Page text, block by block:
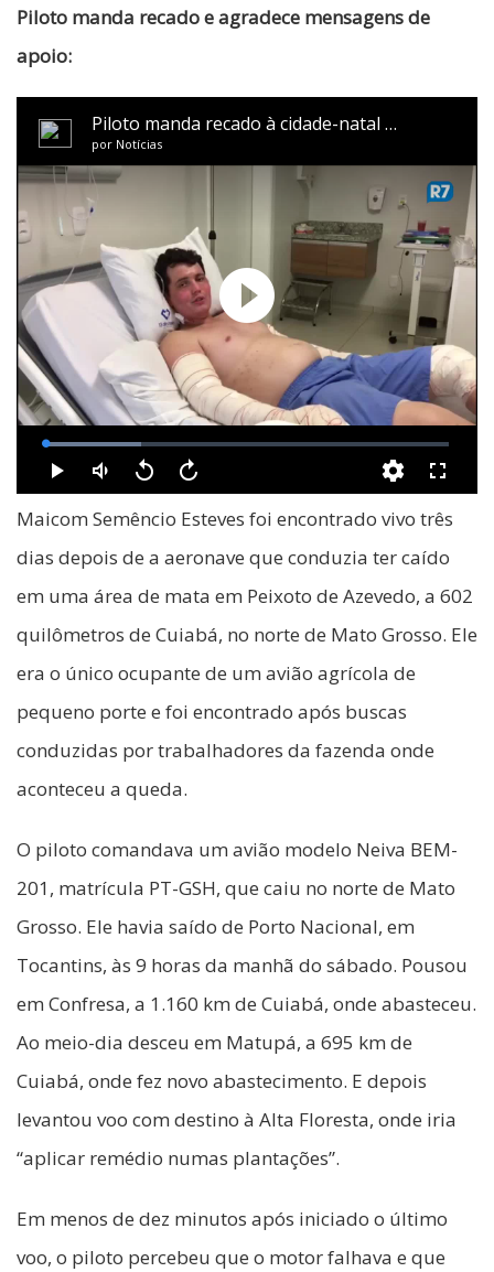
Piloto manda recado e agradece mensagens de
apoio:
Maicom Semêncio Esteves foi encontrado vivo três
dias depois de a aeronave que conduzia ter caído
em uma área de mata em Peixoto de Azevedo, a 602
quilômetros de Cuiabá, no norte de Mato Grosso. Ele
era o único ocupante de um avião agrícola de
pequeno porte e foi encontrado após buscas
conduzidas por trabalhadores da fazenda onde
aconteceu a queda.
O piloto comandava um avião modelo Neiva BEM-
201, matrícula PT-GSH, que caiu no norte de Mato
Grosso. Ele havia saído de Porto Nacional, em
Tocantins, às 9 horas da manhã do sábado. Pousou
em Confresa, a 1.160 km de Cuiabá, onde abasteceu.
Ao meio-dia desceu em Matupá, a 695 km de
Cuiabá, onde fez novo abastecimento. E depois
levantou voo com destino à Alta Floresta, onde iria
“aplicar remédio numas plantações”.
Em menos de dez minutos após iniciado o último
voo, o piloto percebeu que o motor falhava e que